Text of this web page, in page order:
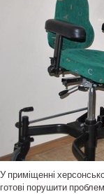
У приміщенні
готові порушити